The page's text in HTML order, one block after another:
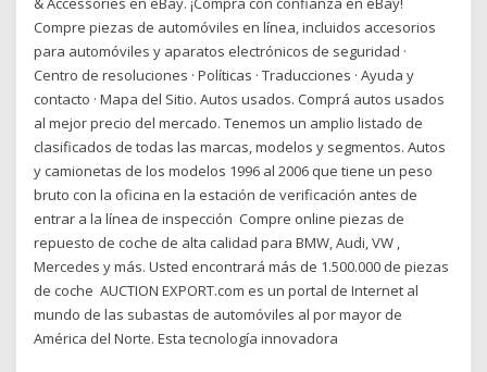
Compre piezas de automóviles en línea, incluidos accesorios
para automóviles y aparatos electrónicos de seguridad ·
Centro de resoluciones · Políticas · Traducciones · Ayuda y
contacto · Mapa del Sitio. Autos usados. Comprá autos usados
al mejor precio del mercado. Tenemos un amplio listado de
clasificados de todas las marcas, modelos y segmentos. Autos
y camionetas de los modelos 1996 al 2006 que tiene un peso
bruto con la oficina en la estación de verificación antes de
entrar a la línea de inspección Compre online piezas de
repuesto de coche de alta calidad para BMW, Audi, VW ,
Mercedes y más. Usted encontrará más de 1.500.000 de piezas
de coche AUCTION EXPORT.com es un portal de Internet al
mundo de las subastas de automóviles al por mayor de
América del Norte. Esta tecnología innovadora